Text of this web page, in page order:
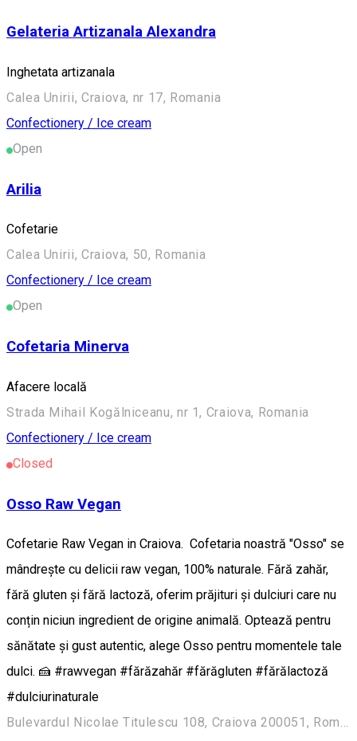
Gelateria Artizanala Alexandra
Inghetata artizanala
Calea Unirii, Craiova, nr 17, Romania
Confectionery / Ice cream
Open
Arilia
Cofetarie
Calea Unirii, Craiova, 50, Romania
Confectionery / Ice cream
Open
Cofetaria Minerva
Afacere locală
Strada Mihail Kogălniceanu, nr 1, Craiova, Romania
Confectionery / Ice cream
Closed
Osso Raw Vegan
Cofetarie Raw Vegan in Craiova. Cofetaria noastră "Osso" se
mândrește cu delicii raw vegan, 100% naturale. Fără zahăr,
fără gluten și fără lactoză, oferim prăjituri și dulciuri care nu
conțin niciun ingredient de origine animală. Optează pentru
sănătate și gust autentic, alege Osso pentru momentele tale
dulci. 🍰 #rawvegan #fărăzahăr #fărăgluten #fărălactoză
#dulciurinaturale
Bulevardul Nicolae Titulescu 108, Craiova 200051, România